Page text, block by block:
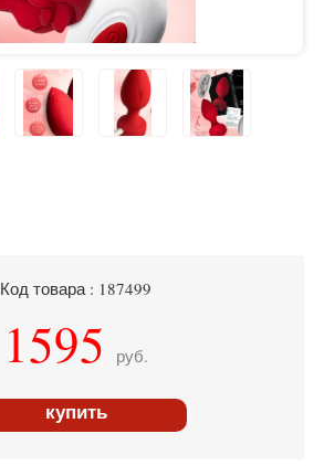
Код товара : 187499
1595 руб.
купить